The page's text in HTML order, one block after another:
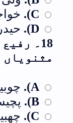
C).
D).
18۔
مثنویاں
A).
B).
C).